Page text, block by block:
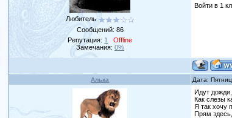
Любитель
Сообщений: 86
Репутация: 1
Offline
Замечания: 0%
Войти в 1
Алька Дата:
Идут
Как слезы
Я так хочу
Прям